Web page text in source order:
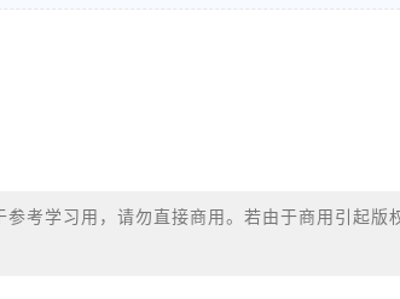
考学习用，请勿直接商用。若由于商用引起版